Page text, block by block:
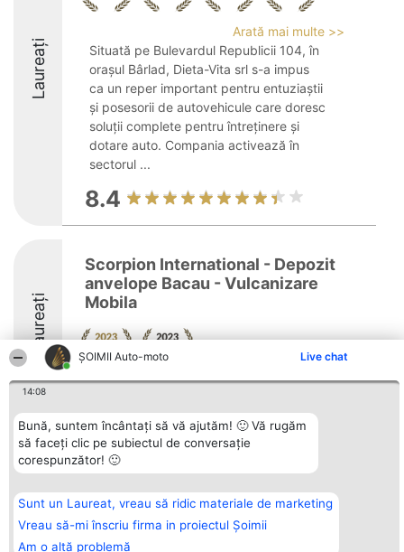
ȘOIMII Auto-moto Live chat
14:08
Bună, suntem încântați să vă ajutăm! 🙂 Vă rugăm
să faceți clic pe subiectul de conversație
corespunzător! 🙂
Sunt un Laureat, vreau să ridic materiale de marketing
Vreau să-mi înscriu firma in proiectul Șoimii
Am o altă problemă
Laureați
Arată mai multe >>
Situată pe Bulevardul Republicii 104, în
orașul Bârlad, Dieta-Vita srl s-a impus
ca un reper important pentru entuziaștii
și posesorii de autovehicule care doresc
soluții complete pentru întreținere și
dotare auto. Compania activează în
sectorul ...
8.4
Laureați
Scorpion International - Depozit
anvelope Bacau - Vulcanizare
Mobila
Organizator Ranking
BRIGHT SOLUTIONS BR SRL
Sc. A Et. 4 Ap. 13 Cod 061952
București
CUI 36737675
Laureaților
Reguli
Statut
Politica de